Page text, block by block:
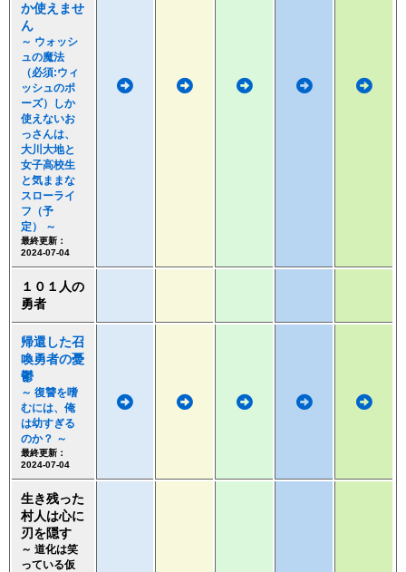
か使えませ
ん
～ ウォッシ
ュの魔法
（必須:ウィ
ッシュのポ
ーズ）しか
使えないお
っさんは、
大川大地と
女子高校生
と気ままな
スローライ
フ（予
定） ～
最終更新：
2024-07-04
１０１人の
勇者
帰還した召
喚勇者の憂
鬱
～ 復讐を嗜
むには、俺
は幼すぎる
のか？ ～
最終更新：
2024-07-04
生き残った
村人は心に
刃を隠す
～ 道化は笑
っている仮